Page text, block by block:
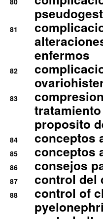
81
enfermos
82
83
proposito
84 conceptos
85 conceptos
86 consejos
87 control del
88
control of